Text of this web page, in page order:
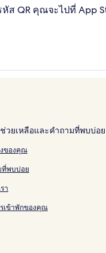
QR คุณจะไปที่ App
วยเหลือและคำถามที่พบบ่อย
งของคุณ
ที่พบบ่อย
า
เข้าพักของคุณ